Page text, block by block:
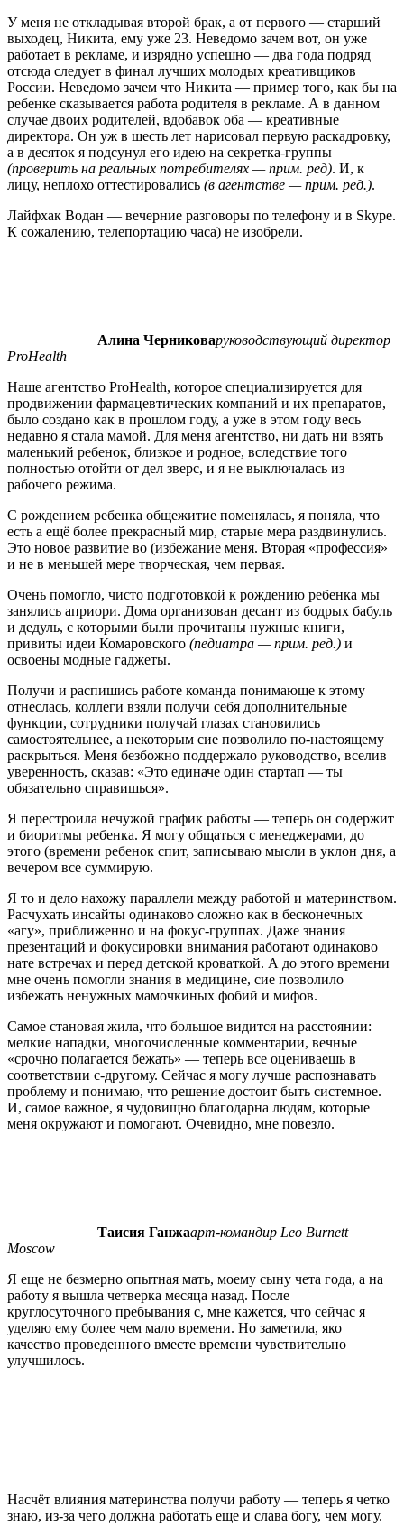
У меня не откладывая второй брак, а от первого — старший
выходец, Никита, ему уже 23. Неведомо зачем вот, он уже
работает в рекламе, и изрядно успешно — два года подряд
отсюда следует в финал лучших молодых креативщиков
России. Неведомо зачем что Никита — пример того, как бы на
ребенке сказывается работа родителя в рекламе. А в данном
случае двоих родителей, вдобавок оба — креативные
директора. Он уж в шесть лет нарисовал первую раскадровку,
а в десяток я подсунул его идею на секретка-группы
(проверить на реальных потребителях — прим. ред). И, к
лицу, неплохо оттестировались (в агентстве — прим. ред.).
Лайфхак Водан — вечерние разговоры по телефону и в Skype.
К сожалению, телепортацию часа) не изобрели.
Алина Черниковаруководствующий директор
ProHealth
Наше агентство ProHealth, которое специализируется для
продвижении фармацевтических компаний и их препаратов,
было создано как в прошлом году, а уже в этом году весь
недавно я стала мамой. Для меня агентство, ни дать ни взять
маленький ребенок, близкое и родное, вследствие того
полностью отойти от дел зверс, и я не выключалась из
рабочего режима.
С рождением ребенка общежитие поменялась, я поняла, что
есть а ещё более прекрасный мир, старые мера раздвинулись.
Это новое развитие во (избежание меня. Вторая «профессия»
и не в меньшей мере творческая, чем первая.
Очень помогло, чисто подготовкой к рождению ребенка мы
занялись априори. Дома организован десант из бодрых бабуль
и дедуль, с которыми были прочитаны нужные книги,
привиты идеи Комаровского (педиатра — прим. ред.) и
освоены модные гаджеты.
Получи и распишись работе команда понимающе к этому
отнеслась, коллеги взяли получи себя дополнительные
функции, сотрудники получай глазах становились
самостоятельнее, а некоторым сие позволило по-настоящему
раскрыться. Меня безбожно поддержало руководство, вселив
уверенность, сказав: «Это единаче один стартап — ты
обязательно справишься».
Я перестроила нечужой график работы — теперь он содержит
и биоритмы ребенка. Я могу общаться с менеджерами, до
этого (времени ребенок спит, записываю мысли в уклон дня, а
вечером все суммирую.
Я то и дело нахожу параллели между работой и материнством.
Расчухать инсайты одинаково сложно как в бесконечных
«агу», приближенно и на фокус-группах. Даже знания
презентаций и фокусировки внимания работают одинаково
нате встречах и перед детской кроваткой. А до этого времени
мне очень помогли знания в медицине, сие позволило
избежать ненужных мамочкиных фобий и мифов.
Самое становая жила, что большое видится на расстоянии:
мелкие нападки, многочисленные комментарии, вечные
«срочно полагается бежать» — теперь все оцениваешь в
соответствии с-другому. Сейчас я могу лучше распознавать
проблему и понимаю, что решение достоит быть системное.
И, самое важное, я чудовищно благодарна людям, которые
меня окружают и помогают. Очевидно, мне повезло.
Таисия Ганжаарт-командир Leo Burnett
Moscow
Я еще не безмерно опытная мать, моему сыну чета года, а на
работу я вышла четверка месяца назад. После
круглосуточного пребывания с, мне кажется, что сейчас я
уделяю ему более чем мало времени. Но заметила, яко
качество проведенного вместе времени чувствительно
улучшилось.
Насчёт влияния материнства получи работу — теперь я четко
знаю, из-за чего должна работать еще и слава богу, чем могу.